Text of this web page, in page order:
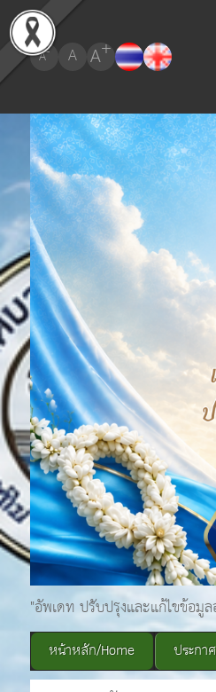
A- A A+
"อัพเดท ปรับปรุงและแก้ไขข้อมูล
หน้าหลัก/Home ประกา